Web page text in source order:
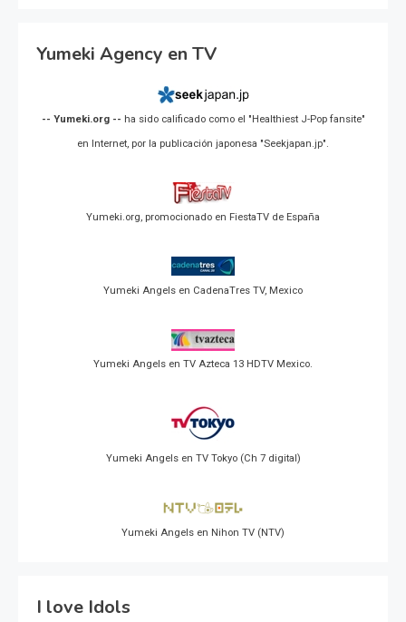
Yumeki Agency en TV
-- Yumeki.org -- ha sido calificado como el "Healthiest J-Pop fansite"
en Internet, por la publicación japonesa "Seekjapan.jp".
Yumeki.org, promocionado en FiestaTV de España
Yumeki Angels en CadenaTres TV, Mexico
Yumeki Angels en TV Azteca 13 HDTV Mexico.
Yumeki Angels en TV Tokyo (Ch 7 digital)
Yumeki Angels en Nihon TV (NTV)
I love Idols